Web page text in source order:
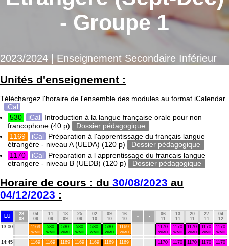
- Groupe 1
2023/2024 | Enseignement Secondaire Inférieur
Unités d'enseignement :
Téléchargez l'horaire de l'ensemble des modules au format iCalendar
:
iCal
530
iCal
Introduction à la langue française orale pour non
francophone (40 p)
Dossier pédagogique
1169
iCal
Préparation à l'apprentissage du français langue
étrangère - niveau A (UEDA) (120 p)
Dossier pédagogique
1170
iCal
Preparation a l apprentissage du francais langue
etrangere - niveau B (UEDB) (120 p) Dossier pédagogique
Horaire de cours : du 30/08/2023 au
04/12/2023 :
LU
28
08
04
09
11
09
18
09
25
09
02
10
09
10
16
10
- -
06
11
13
11
20
11
27
11
04
12
13:00
1169
WMH
530
WMH
530
WMH
530
WMH
530
WMH
530
WMH
1169
WMH
1170
WMH
1170
WMH
1170
WMH
1170
WMH
1170
WMH
14:45 1169 1169 1169 1169 1169 1169 1169 1170 1170 1170 1170 1170